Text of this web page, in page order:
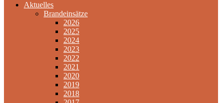
Aktuelles
Brandeinsätze
2026
2025
2024
2023
2022
2021
2020
2019
2018